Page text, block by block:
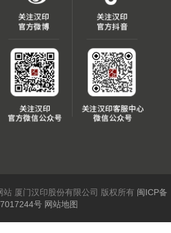
厦门汉印股份有限公司 版权所有 闽ICP备
号 网站地图